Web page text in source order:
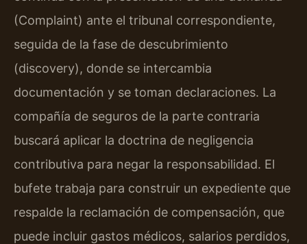
(Complaint) ante el tribunal correspondiente,
seguida de la fase de descubrimiento
(discovery), donde se intercambia
documentación y se toman declaraciones. La
compañía de seguros de la parte contraria
buscará aplicar la doctrina de negligencia
contributiva para negar la responsabilidad. El
bufete trabaja para construir un expediente que
respalde la reclamación de compensación, que
puede incluir gastos médicos, salarios perdidos,